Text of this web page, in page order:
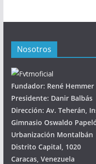
Nosotros
Fundador: René Hemmer
Presidente: Danir Balbás
Dirección: Av. Teherán,
Gimnasio Oswaldo
Urbanización Montalbán
Distrito Capital, 1020
Caracas, Venezuela